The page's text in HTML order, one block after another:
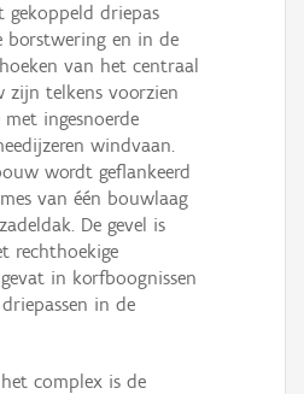
gekoppeld driepas
borstwering en in de
van het centraal
zijn telkens voorzien
ingesnoerde
windvaan.
wordt geflankeerd
van één bouwlaag
De gevel is
rechthoekige
in korfboognissen
in de
complex is de